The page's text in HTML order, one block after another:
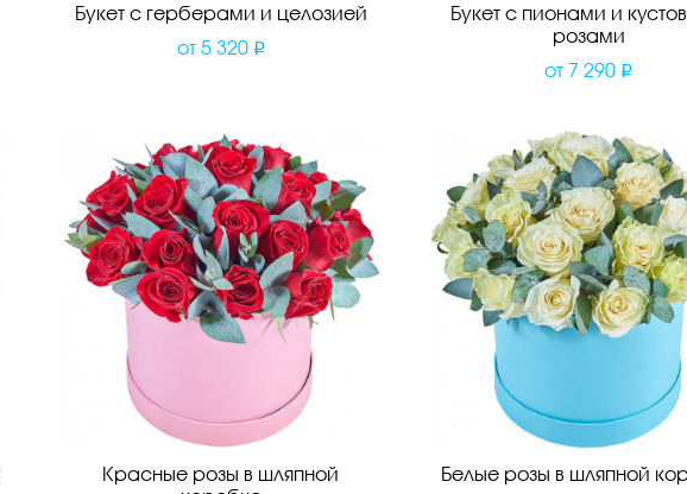
Букет с герберами и целозией
от 5 320
Букет с пионами и
розами
от 7 290
Красные розы в шляпной
Белые розы в шляпной